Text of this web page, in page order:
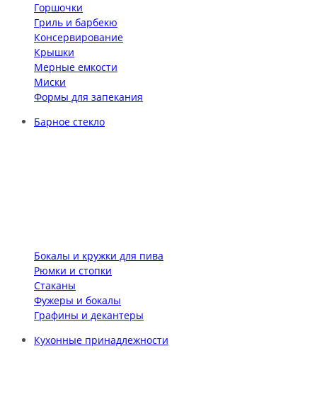
Горшочки
Гриль и барбекю
Консервирование
Крышки
Мерные емкости
Миски
Формы для запекания
Барное стекло
Бокалы и кружки для пива
Рюмки и стопки
Стаканы
Фужеры и бокалы
Графины и декантеры
Кухонные принадлежности